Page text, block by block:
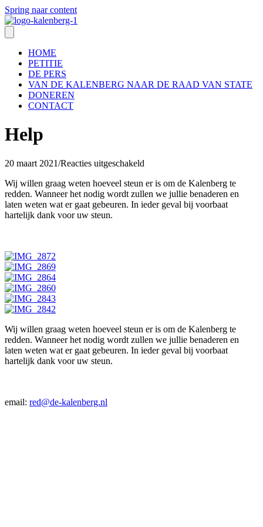
Spring naar content
HOME
PETITIE
DE PERS
VAN DE KALENBERG NAAR DE RAAD VAN STATE
DONEREN
CONTACT
Help
20 maart 2021/Reacties uitgeschakeld
Wij willen graag weten hoeveel steun er is om de Kalenberg te
redden. Wanneer het nodig wordt zullen we jullie benaderen en
laten weten wat er gaat gebeuren. In ieder geval bij voorbaat
hartelijk dank voor uw steun.
Wij willen graag weten hoeveel steun er is om de Kalenberg te
redden. Wanneer het nodig wordt zullen we jullie benaderen en
laten weten wat er gaat gebeuren. In ieder geval bij voorbaat
hartelijk dank voor uw steun.
email: red@de-kalenberg.nl